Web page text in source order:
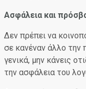
Ασφάλεια και
Δεν πρέπει να
σε κανέναν άλλο την
γενικά, μην κάνεις
την ασφάλεια του